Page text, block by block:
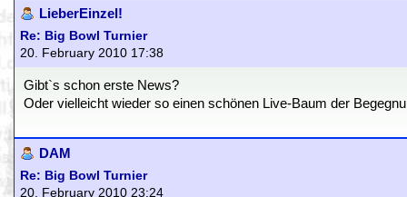
LieberEinzel!
Re: Big Bowl Turnier
20. February 2010 17:38
Gibt`s schon erste News?
Oder vielleicht wieder so einen schönen Live-Baum der
DAM
Re: Big Bowl Turnier
20. February 2010 23:24